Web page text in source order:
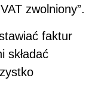
zwolniony”.
faktur
składać